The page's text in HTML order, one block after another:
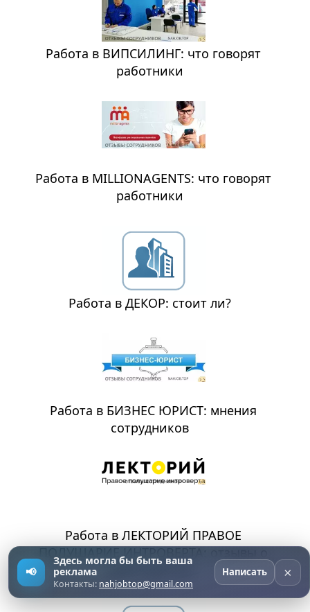
Работа в ВИПСИЛИНГ: что говорят
работники
Работа в MILLIONAGENTS: что говорят
работники
Работа в ДЕКОР: стоит ли?
Работа в БИЗНЕС ЮРИСТ: мнения
сотрудников
Работа в ЛЕКТОРИЙ ПРАВОЕ
ПОЛУШАРИЕ ИНТРОВЕРТА: отзывы о
работодателе
📢
Здесь могла бы быть ваша
реклама
Контакты: nahjobtop@gmail.com
Написать ×